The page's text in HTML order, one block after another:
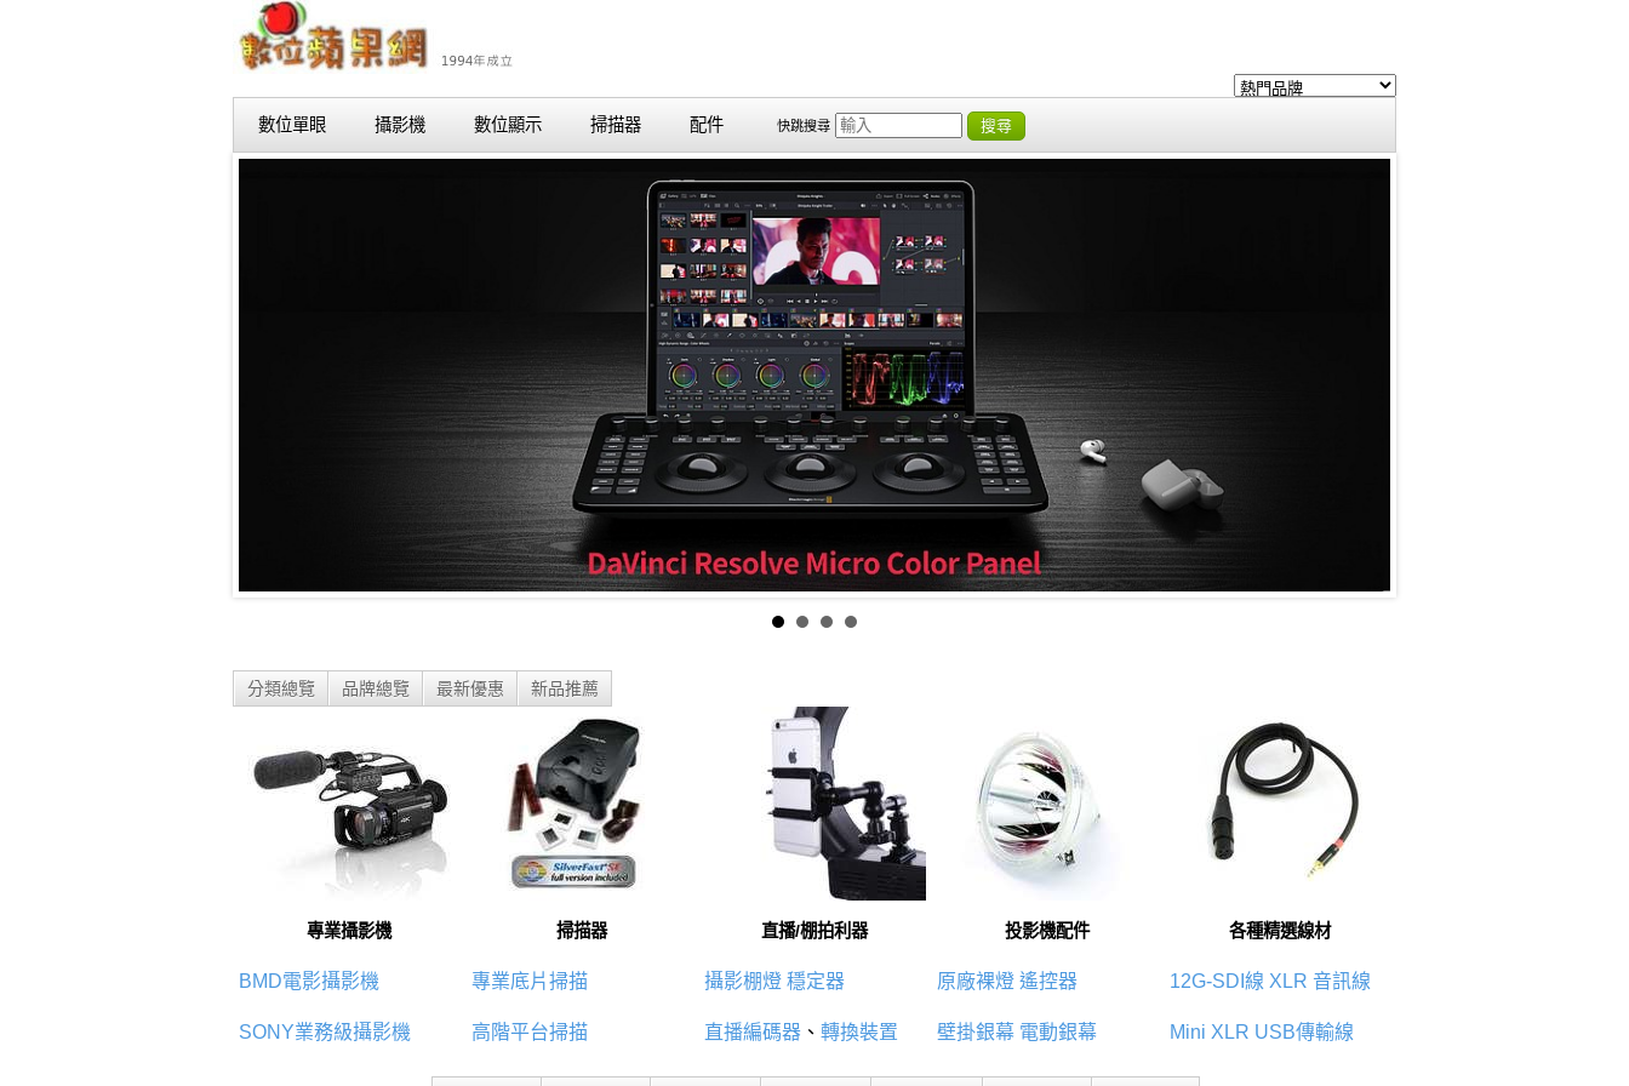
數位單眼 攝影機 數位顯示 掃描器 配件 快跳搜尋 搜尋
分類總覽 品牌總覽 最新優惠 新品推薦
專業攝影機
BMD電影攝影機
SONY業務級攝影機
掃描器
專業底片掃描
高階平台掃描
直播/棚拍利器
攝影棚燈 穩定器
直播編碼器 、 轉換裝置
投影機配件
原廠裸燈 遙控器
壁掛銀幕 電動銀幕
各種精選線材
12G-SDI線 XLR 音訊線
Mini XLR USB傳輸線